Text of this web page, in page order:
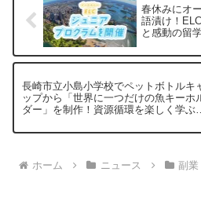
春休みにオ
語漬け！
と感動の留
長崎市立小島小学校でペットボトルキ
ップから「世界に一つだけの魚キーホ
ダー」を制作！資源循環を楽しく学ぶ
ホーム ニュース 副業